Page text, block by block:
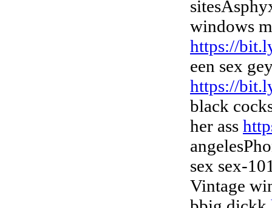
windows
https://
een sex
https://
black
her ass
sex sex-
Vintage